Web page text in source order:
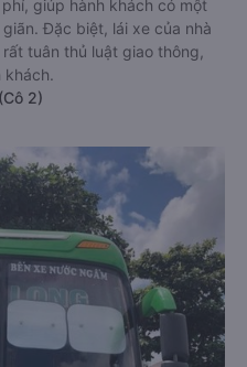
giúp hành khách có một
Đặc biệt, lái xe của nhà
tuân thủ luật giao thông,
khách.
2)